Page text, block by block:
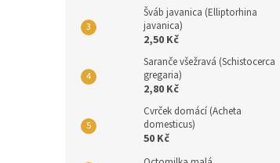
Šváb javanica (Elliptorhina
javanica)
2,50 Kč
Saranče všežravá (Schistocerca
gregaria)
2,80 Kč
Cvrček domácí (Acheta
domesticus)
50 Kč